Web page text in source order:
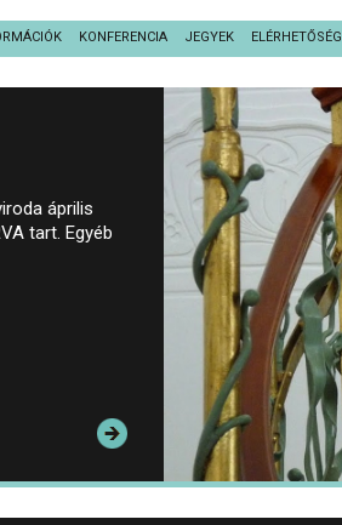
KONFERENCIA JEGYEK ELÉRHETŐSÉG
április
tart. Egyéb